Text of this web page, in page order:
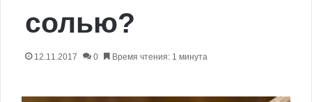
солью?
12.11.2017 0 Время чтения: 1 минута